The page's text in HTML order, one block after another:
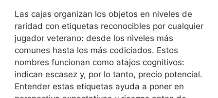
Las cajas organizan los objetos en niveles de
raridad con etiquetas reconocibles por cualquier
jugador veterano: desde los niveles más
comunes hasta los más codiciados. Estos
nombres funcionan como atajos cognitivos:
indican escasez y, por lo tanto, precio potencial.
Entender estas etiquetas ayuda a poner en